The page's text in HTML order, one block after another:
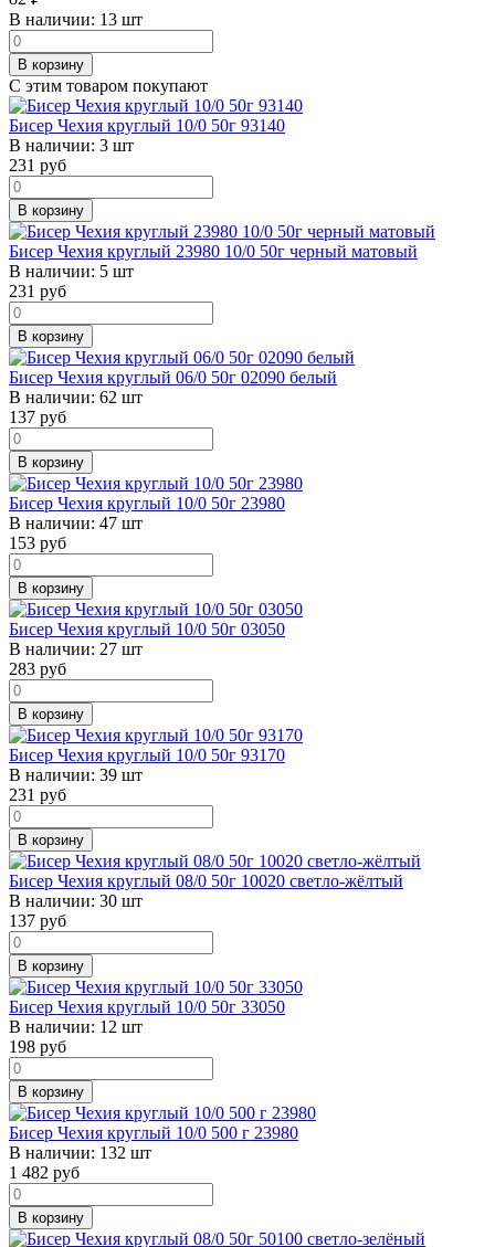
В наличии: 13 шт
В корзину
С этим товаром покупают
Бисер Чехия круглый 10/0 50г 93140
В наличии: 3 шт
231 руб
В корзину
Бисер Чехия круглый 23980 10/0 50г черный матовый
В наличии: 5 шт
231 руб
В корзину
Бисер Чехия круглый 06/0 50г 02090 белый
В наличии: 62 шт
137 руб
В корзину
Бисер Чехия круглый 10/0 50г 23980
В наличии: 47 шт
153 руб
В корзину
Бисер Чехия круглый 10/0 50г 03050
В наличии: 27 шт
283 руб
В корзину
Бисер Чехия круглый 10/0 50г 93170
В наличии: 39 шт
231 руб
В корзину
Бисер Чехия круглый 08/0 50г 10020 светло-жёлтый
В наличии: 30 шт
137 руб
В корзину
Бисер Чехия круглый 10/0 50г 33050
В наличии: 12 шт
198 руб
В корзину
Бисер Чехия круглый 10/0 500 г 23980
В наличии: 132 шт
1 482 руб
В корзину